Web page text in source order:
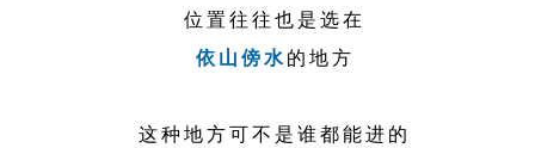
位置往往也是选在
依山傍水的地方
这种地方可不是谁都能进的